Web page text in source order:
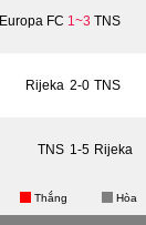
Europa FC 1~3 TNS
Rijeka 2-0 TNS
TNS 1-5 Rijeka
Thắng Hòa